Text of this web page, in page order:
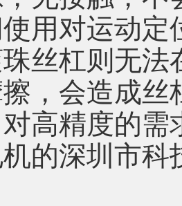
用对运动
丝杠则无
，会造成
高精度的
的深圳市